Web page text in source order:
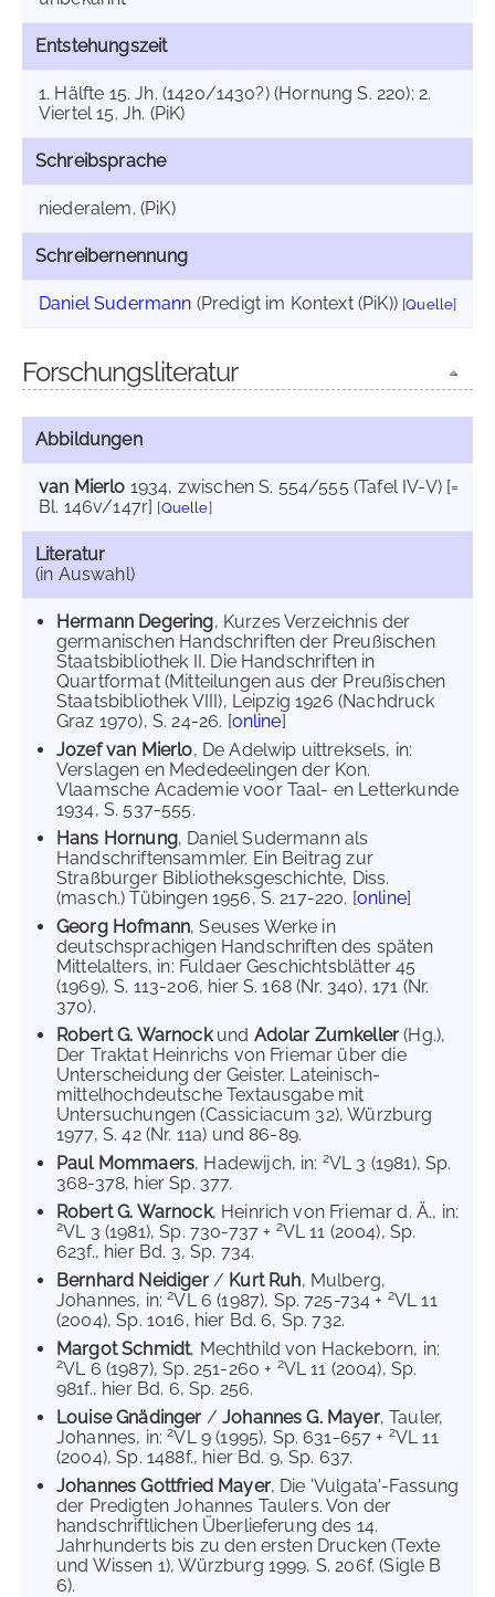
Entstehungszeit
1. Hälfte 15. Jh. (1420/1430?) (Hornung S. 220); 2.
Viertel 15. Jh. (PiK)
Schreibsprache
niederalem. (PiK)
Schreibernennung
Daniel Sudermann (Predigt im Kontext (PiK)) [Quelle]
Forschungsliteratur
Abbildungen
van Mierlo 1934, zwischen S. 554/555 (Tafel IV-V) [=
Bl. 146v/147r] [Quelle]
Literatur
(in Auswahl)
Hermann Degering, Kurzes Verzeichnis der
germanischen Handschriften der Preußischen
Staatsbibliothek II. Die Handschriften in
Quartformat (Mitteilungen aus der Preußischen
Staatsbibliothek VIII), Leipzig 1926 (Nachdruck
Graz 1970), S. 24-26. [online]
Jozef van Mierlo, De Adelwip uittreksels, in:
Verslagen en Mededeelingen der Kon.
Vlaamsche Academie voor Taal- en Letterkunde
1934, S. 537-555.
Hans Hornung, Daniel Sudermann als
Handschriftensammler. Ein Beitrag zur
Straßburger Bibliotheksgeschichte, Diss.
(masch.) Tübingen 1956, S. 217-220. [online]
Georg Hofmann, Seuses Werke in
deutschsprachigen Handschriften des späten
Mittelalters, in: Fuldaer Geschichtsblätter 45
(1969), S. 113-206, hier S. 168 (Nr. 340), 171 (Nr.
370).
Robert G. Warnockund Adolar Zumkeller(Hg.),
Der Traktat Heinrichs von Friemar über die
Unterscheidung der Geister. Lateinisch-
mittelhochdeutsche Textausgabe mit
Untersuchungen (Cassiciacum 32), Würzburg
1977, S. 42 (Nr. 11a) und 86-89.
Paul Mommaers, Hadewijch, in: 2VL 3 (1981), Sp.
368-378, hier Sp. 377.
Robert G. Warnock, Heinrich von Friemar d. Ä., in:
2VL 3 (1981), Sp. 730-737 + 2VL 11 (2004), Sp.
623f., hier Bd. 3, Sp. 734.
Bernhard Neidiger/ Kurt Ruh, Mulberg,
Johannes, in:2VL 6 (1987), Sp. 725-734 + 2VL 11
(2004), Sp. 1016, hier Bd. 6, Sp. 732.
Margot Schmidt, Mechthild von Hackeborn, in:
2VL 6 (1987), Sp. 251-260 + 2VL 11 (2004), Sp.
981f., hier Bd. 6, Sp. 256.
Louise Gnädinger /Johannes G. Mayer, Tauler,
Johannes, in:2VL 9 (1995), Sp. 631-657 + 2VL 11
(2004), Sp. 1488f., hier Bd. 9, Sp. 637.
Johannes Gottfried Mayer, Die 'Vulgata'-Fassung
der Predigten Johannes Taulers. Von der
handschriftlichen Überlieferung des 14.
Jahrhunderts bis zu den ersten Drucken (Texte
und Wissen 1), Würzburg 1999, S. 206f. (Sigle B
6).